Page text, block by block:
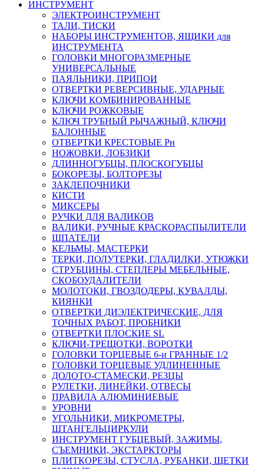
ИНСТРУМЕНТ
ЭЛЕКТРОИНСТРУМЕНТ
ТАЛИ, ТИСКИ
НАБОРЫ ИНСТРУМЕНТОВ, ЯЩИКИ для
ИНСТРУМЕНТА
ГОЛОВКИ МНОГОРАЗМЕРНЫЕ
УНИВЕРСАЛЬНЫЕ
ПАЯЛЬНИКИ, ПРИПОИ
ОТВЕРТКИ РЕВЕРСИВНЫЕ, УДАРНЫЕ
КЛЮЧИ КОМБИНИРОВАННЫЕ
КЛЮЧИ РОЖКОВЫЕ
КЛЮЧ ТРУБНЫЙ РЫЧАЖНЫЙ, КЛЮЧИ
БАЛОННЫЕ
ОТВЕРТКИ КРЕСТОВЫЕ Рн
НОЖОВКИ, ЛОБЗИКИ
ДЛИННОГУБЦЫ, ПЛОСКОГУБЦЫ
БОКОРЕЗЫ, БОЛТОРЕЗЫ
ЗАКЛЕПОЧНИКИ
КИСТИ
МИКСЕРЫ
РУЧКИ ДЛЯ ВАЛИКОВ
ВАЛИКИ, РУЧНЫЕ КРАСКОРАСПЫЛИТЕЛИ
ШПАТЕЛИ
КЕЛЬМЫ, МАСТЕРКИ
ТЕРКИ, ПОЛУТЕРКИ, ГЛАДИЛКИ, УТЮЖКИ
СТРУБЦИНЫ, СТЕПЛЕРЫ МЕБЕЛЬНЫЕ,
СКОБОУДАЛИТЕЛИ
МОЛОТОКИ, ГВОЗДОДЕРЫ, КУВАЛДЫ,
КИЯНКИ
ОТВЕРТКИ ДИЭЛЕКТРИЧЕСКИЕ, ДЛЯ
ТОЧНЫХ РАБОТ, ПРОБНИКИ
ОТВЕРТКИ ПЛОСКИЕ SL
КЛЮЧИ-ТРЕЩОТКИ, ВОРОТКИ
ГОЛОВКИ ТОРЦЕВЫЕ 6-и ГРАННЫЕ 1/2
ГОЛОВКИ ТОРЦЕВЫЕ УДЛИНЕННЫЕ
ДОЛОТО-СТАМЕСКИ, РЕЗЦЫ
РУЛЕТКИ, ЛИНЕЙКИ, ОТВЕСЫ
ПРАВИЛА АЛЮМИНИЕВЫЕ
УРОВНИ
УГОЛЬНИКИ, МИКРОМЕТРЫ,
ШТАНГЕЛЬЦИРКУЛИ
ИНСТРУМЕНТ ГУБЦЕВЫЙ, ЗАЖИМЫ,
СЪЕМНИКИ, ЭКСТАРКТОРЫ
ПЛИТКОРЕЗЫ, СТУСЛА, РУБАНКИ, ЩЕТКИ